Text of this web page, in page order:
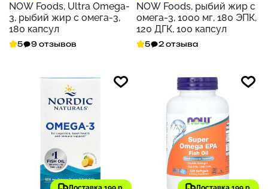
NOW Foods, Ultra Omega-
3, рыбий жир с омега-3,
180 капсул
5 9 отзывов
NOW Foods, рыбий жир с
омега-3, 1000 мг, 180 ЭПК,
120 ДГК, 100 капсул
5 2 отзыва